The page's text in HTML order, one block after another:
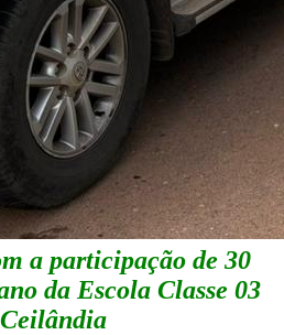
a participação de 30
da Escola Classe 03